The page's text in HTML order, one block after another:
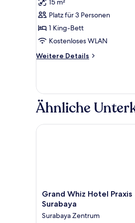
Dreibettzimmer
anzeigen
15 m²
Platz für 3 Personen
1 King-Bett
Kostenloses WLAN
Weitere Details
Weitere
Ähnliche
Grand
Whiz
Praxis
Grand Whiz Hotel Praxis
Surabaya
Surabaya Zentrum
Grand Whiz Hotel Praxis